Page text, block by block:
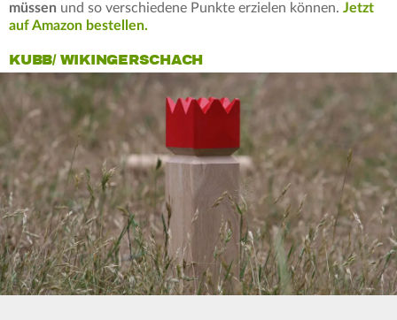
müssen und so verschiedene Punkte erzielen können. Jetzt
auf Amazon bestellen.
KUBB/ WIKINGERSCHACH